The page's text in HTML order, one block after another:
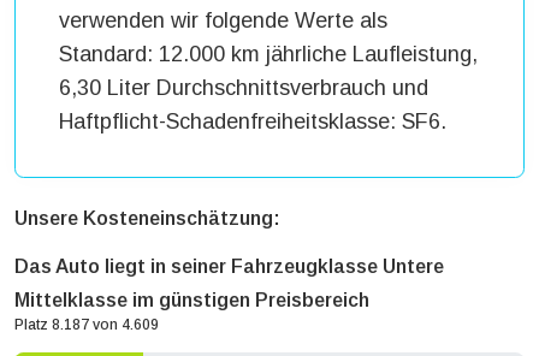
verwenden wir folgende Werte als
Standard: 12.000 km jährliche Laufleistung,
6,30 Liter Durchschnittsverbrauch und
Haftpflicht-Schadenfreiheitsklasse: SF6.
Unsere Kosteneinschätzung:
Das Auto liegt in seiner Fahrzeugklasse Untere
Mittelklasse im günstigen Preisbereich
Platz 8.187 von 4.609